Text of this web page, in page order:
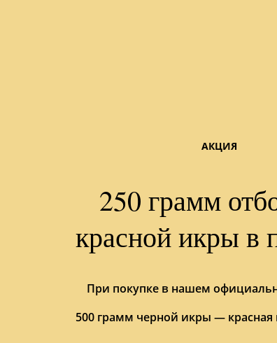
АКЦИЯ
250 грамм
красной икры в
При покупке в нашем
500 грамм черной икры — красная